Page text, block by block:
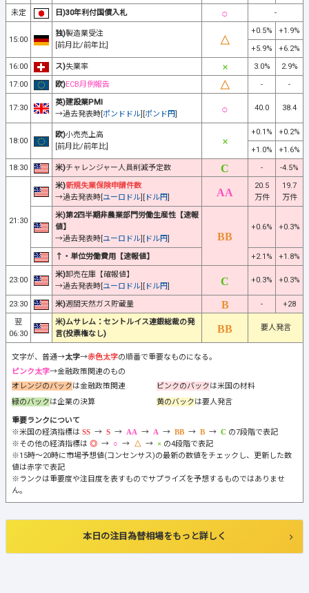
未定
日)30年利付国債入札 -
15:00
独)製造業受注
[前月比/前年比]
+0.5%
+1.9%
+5.9%
+6.2%
16:00
ス)失業率 3.0%
2.9%
17:00
欧)ECB月例報告 - -
17:30
英)建設業PMI
→過去発表時[ポンドドル][ポンド円]
40.0 38.4
18:00
欧)小売売上高
[前月比/前年比]
+0.1%
+0.2%
+1.0%
+1.6%
18:30
米)チャレンジャー人員削減予定数 - -4.5%
21:30
米)新規失業保険申請件数
→過去発表時[ユーロドル][ ドル円]
20.5
万件
19.7
万件
米)第2四半期非農業部門労働生産性【速報
値】
→過去発表時[ユーロドル][ ドル円]
+0.6% +0.3%
↑・単位労働費用【速報値】 +2.1% +1.8%
23:00
米)卸売在庫【確報値】
→過去発表時[ユーロドル][ ドル円]
+0.3% +0.3%
23:30 米)週間天然ガス貯蔵量 -
+28
翌
06:30
米)ムサレム：セントルイス連銀総裁の発
言(投票権なし)
要人発言
文字が、普通→太字→赤色太字の順番で重要なものになる。
ピンク太字→金融政策関連のもの
オレンジのバックは金融政策関連 ピンクのバックは米国の材料
緑のバックは企業の決算 黄のバックは要人発言
重要ランクについて
※米国の経済指標は
→ → → → → →
の7段階で表記
※その他の経済指標は
→ → →
の4段階で表記
※15時～20時に市場予想値(コンセンサス)の最新の数値をチェックし、更新した数
値は赤字で表記
※ランクは重要度や注目度を表すものでサプライズを予想するものではありませ
ん。
本日の注目為替相場をもっと詳しく